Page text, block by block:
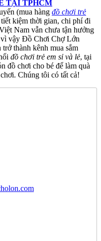
TẠI TPHCM
(mua hàng đồ chơi trẻ
kiệm thời gian, chi phí đi
Nam vẫn chưa tận hưởng
vậy Đồ Chơi Chợ Lớn
thành kênh mua sắm
đồ chơi trẻ em sỉ và lẻ, tại
đồ chơi cho bé để làm quà
Chúng tôi có tất cả!